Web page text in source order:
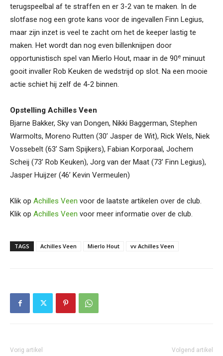
terugspeelbal af te straffen en er 3-2 van te maken. In de
slotfase nog een grote kans voor de ingevallen Finn Legius,
maar zijn inzet is veel te zacht om het de keeper lastig te
maken. Het wordt dan nog even billenknijpen door
opportunistisch spel van Mierlo Hout, maar in de 90e minuut
gooit invaller Rob Keuken de wedstrijd op slot. Na een mooie
actie schiet hij zelf de 4-2 binnen.
Opstelling Achilles Veen
Bjarne Bakker, Sky van Dongen, Nikki Baggerman, Stephen
Warmolts, Moreno Rutten (30’ Jasper de Wit), Rick Wels, Niek
Vossebelt (63’ Sam Spijkers), Fabian Korporaal, Jochem
Scheij (73’ Rob Keuken), Jorg van der Maat (73’ Finn Legius),
Jasper Huijzer (46’ Kevin Vermeulen)
Klik op Achilles Veen voor de laatste artikelen over de club.
Klik op Achilles Veen voor meer informatie over de club.
TAGS Achilles Veen Mierlo Hout vv Achilles Veen
Vorig artikel Volgend artikel